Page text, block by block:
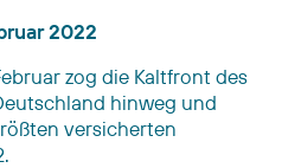
2022
zog die Kaltfront des
hinweg und
versicherten